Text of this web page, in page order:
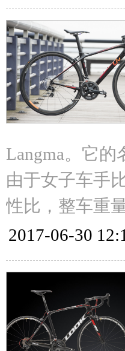
Langma。它
由于女子车手
性比，整车重
2017-06-30